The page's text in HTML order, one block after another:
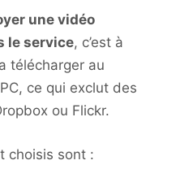
une vidéo
le service, c’est à
télécharger au
ce qui exclut des
ou Flickr.
choisis sont :